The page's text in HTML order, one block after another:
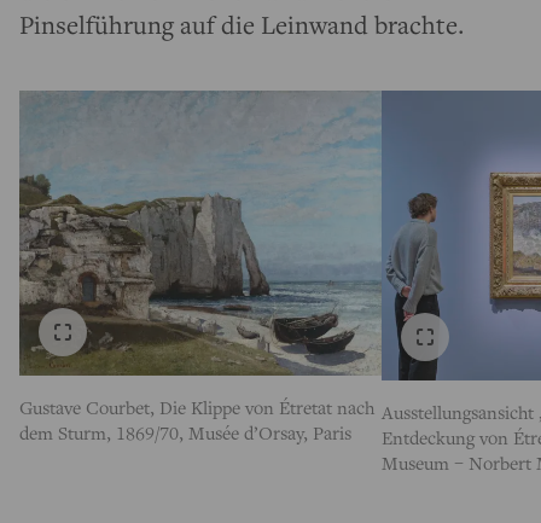
Pinselführung auf die Leinwand brachte.
Gustave Courbet, Die Klippe von Étretat nach
dem Sturm, 1869/70, Musée d’Orsay, Paris
Entdeckung von
Museum – Norbert